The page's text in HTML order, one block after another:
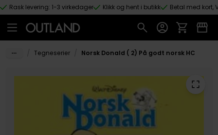
Hopp til hovedinnhold
Rask levering: 1-3 virkedager Klikk og hent i butikk Betal med kort,
Tegneserier Norsk Donald ( 2) På godt norsk HC